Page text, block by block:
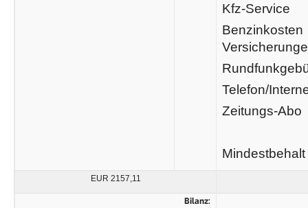
Kfz-
Telefon/
Zeitungs-Abo
Mindestbehalt
EUR 2157,11
Bilanz: